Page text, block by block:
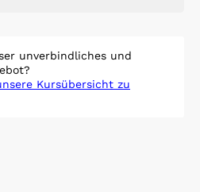
unverbindliches und
Kursübersicht zu